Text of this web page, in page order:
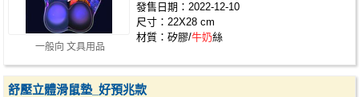
一般向 文具用品
發售日期：2022-12-10
尺寸：22X28 cm
材質：矽膠/牛奶絲
舒壓立體滑鼠墊_好預兆款